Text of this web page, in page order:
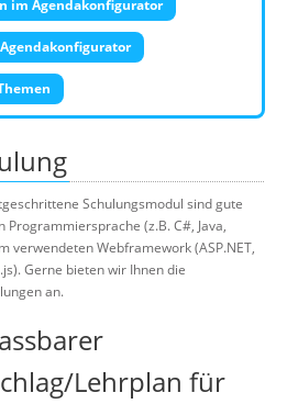
im Agendakonfigurator
Schulungsmodul sind gute
(z.B. C#, Java,
verwendeten Webframework (ASP.NET,
Gerne bieten wir Ihnen die
an.
Lehrplan für